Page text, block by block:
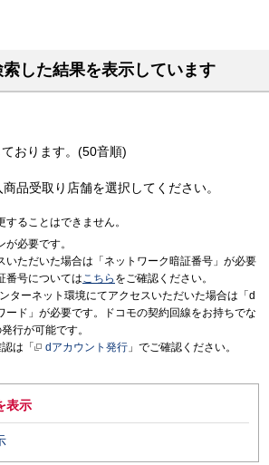
した結果を表示しています
おります。(50音順)
品受取り店舗を選択してください。
ることはできません。
必要です。
いただいた場合は「ネットワーク暗証番号」が必要
番号についてはこちら をご確認ください。
ターネット環境にてアクセスいただいた場合は「d
ード」が必要です。ドコモの契約回線をお持ちでな
行が可能です。
は「
dアカウント発行 」でご確認ください。
表示